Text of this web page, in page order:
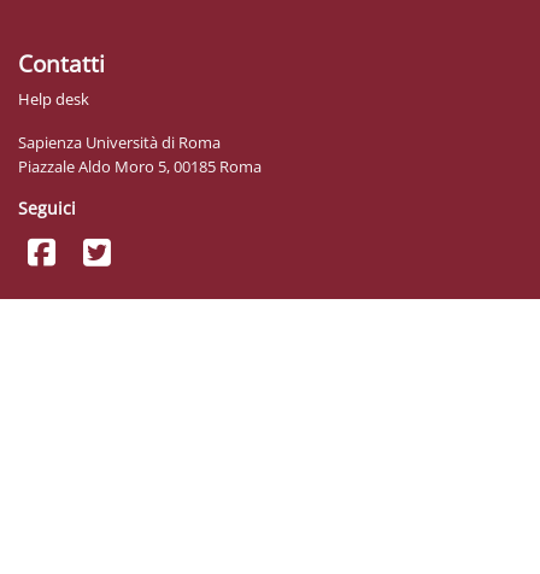
Contatti
Help desk
Sapienza Università di Roma
Piazzale Aldo Moro 5, 00185 Roma
Seguici